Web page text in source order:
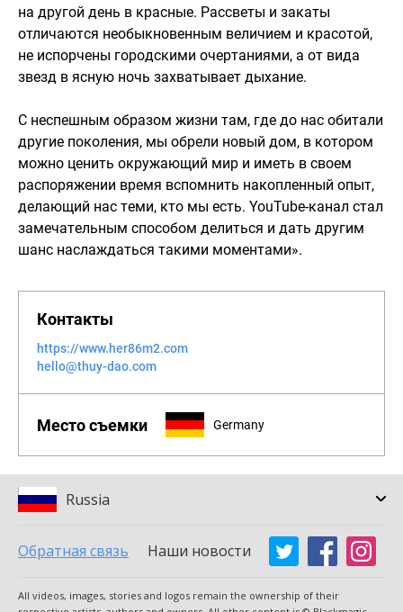
на другой день в красные. Рассветы и закаты
отличаются необыкновенным величием и красотой,
не испорчены городскими очертаниями, а от вида
звезд в ясную ночь захватывает дыхание.
С неспешным образом жизни там, где до нас обитали
другие поколения, мы обрели новый дом, в котором
можно ценить окружающий мир и иметь в своем
распоряжении время вспомнить накопленный опыт,
делающий нас теми, кто мы есть. YouTube-канал стал
замечательным способом делиться и дать другим
шанс наслаждаться такими моментами».
Контакты
https://www.her86m2.com
hello@thuy-dao.com
Место съемки Germany
Russia
Argentina Australia
Austria
Обратная связь Наши новости
All videos, images, stories and logos remain the ownership of their